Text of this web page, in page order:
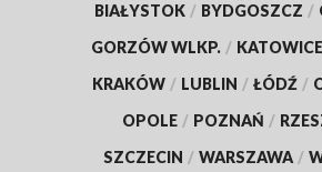
BIAŁYSTOK / BYDGOSZCZ /
GORZÓW WLKP. / KATOWICE
KRAKÓW / LUBLIN / ŁÓDŹ /
OPOLE / POZNAŃ /
SZCZECIN / WARSZAWA /